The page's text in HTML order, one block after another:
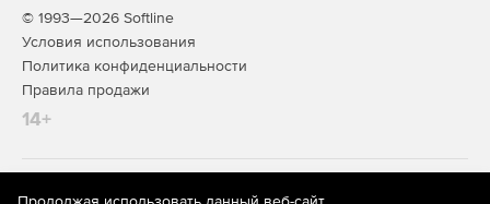
© 1993—2026 Softline
Условия использования
Политика конфиденциальности
Правила продажи
14+
На информационном ресурсе store.softline.ru применяются